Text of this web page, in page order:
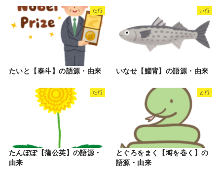
た行
たいと【泰斗】の語源・由来
い行
いなせ【鯔背】の語源・由来
た行
たんぽぽ【蒲公英】の語源・
由来
と行
とぐろをまく【塒を巻く】の
語源・由来